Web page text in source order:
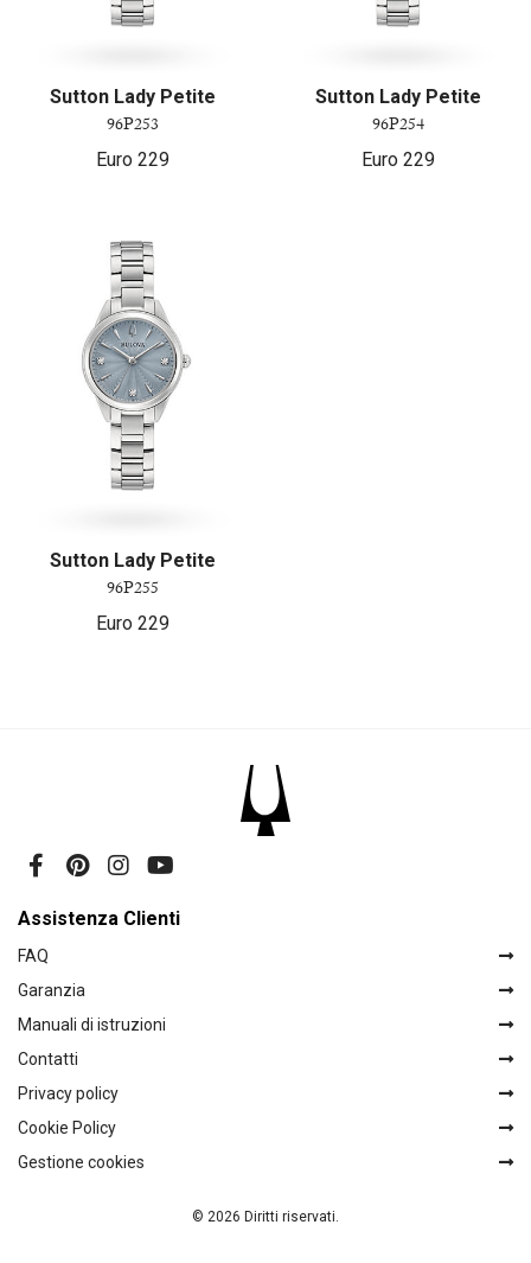
Sutton Lady Petite
96P253
Euro 229
Sutton Lady Petite
96P254
Euro 229
Sutton Lady Petite
96P255
Euro 229
Assistenza Clienti
FAQ
Garanzia
Manuali di istruzioni
Contatti
Privacy policy
Cookie Policy
Gestione cookies
© 2026 Diritti riservati.